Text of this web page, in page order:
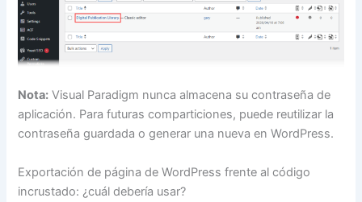
Nota: Visual Paradigm nunca almacena su contraseña de
aplicación. Para futuras comparticiones, puede reutilizar la
contraseña guardada o generar una nueva en WordPress.
Exportación de página de WordPress frente al código
incrustado: ¿cuál debería usar?